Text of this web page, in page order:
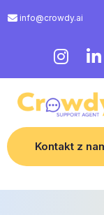
info@crowdy.ai
Kontakt z